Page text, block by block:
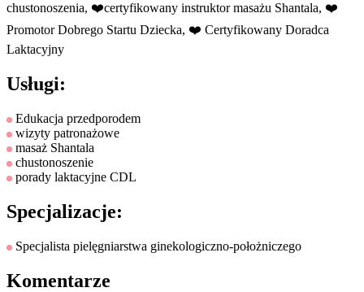
chustonoszenia, ❤️certyfikowany instruktor masażu Shantala, ❤️
Promotor Dobrego Startu Dziecka, ❤️ Certyfikowany Doradca
Laktacyjny
Usługi:
Edukacja przedporodem
wizyty patronażowe
masaż Shantala
chustonoszenie
porady laktacyjne CDL
Specjalizacje:
Specjalista pielęgniarstwa ginekologiczno-położniczego
Komentarze